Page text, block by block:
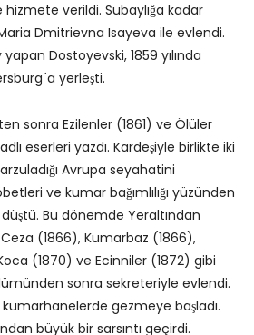
verildi. Subaylığa kadar
Dmitrievna Isayeva ile evlendi.
Dostoyevski, 1859 yılında
yerleşti.
sonra Ezilenler (1861) ve Ölüler
eserleri yazdı. Kardeşiyle birlikte iki
Avrupa seyahatini
ve kumar bağımlılığı yüzünden
Bu dönemde Yeraltından
(1866), Kumarbaz (1866),
(1870) ve Ecinniler (1872) gibi
sonra sekreteriyle evlendi.
gezmeye başladı.
büyük bir sarsıntı geçirdi.